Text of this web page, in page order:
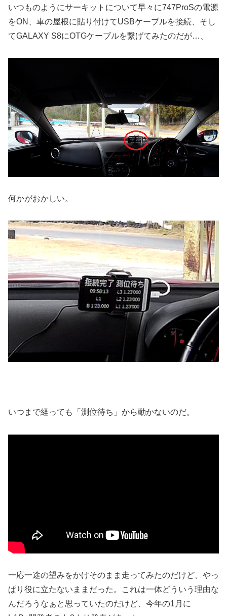
いつものようにサーキットについて早々に747ProSの電源
をON、車の屋根に貼り付けてUSBケーブルを接続、そし
てGALAXY S8にOTGケーブルを繋げてみたのだが…、
何かがおかしい。
いつまで経っても「測位待ち」から動かないのだ。
一応一途の望みをかけそのまま走ってみたのだけど、やっ
ぱり役に立たないままだった。これは一体どういう理由な
んだろうなぁと思っていたのだけど、今年の1月に